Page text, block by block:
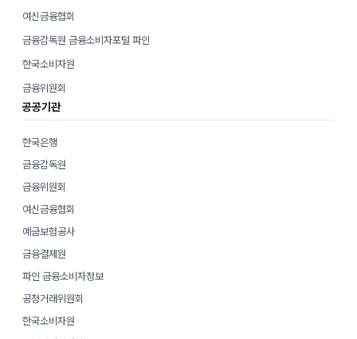
여신금융협회
금융감독원 금융소비자포털 파인
한국소비자원
금융위원회
공공기관
한국은행
금융감독원
금융위원회
여신금융협회
예금보험공사
금융결제원
파인 금융소비자정보
공정거래위원회
한국소비자원